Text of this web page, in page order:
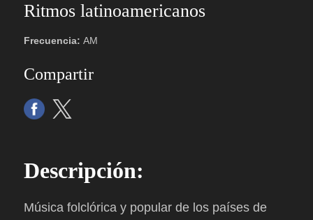
Ritmos latinoamericanos
Frecuencia: AM
Compartir
Descripción:
Música folclórica y popular de los países de